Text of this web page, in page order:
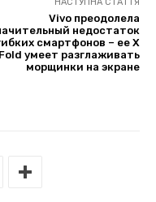
НАСТУПНА СТАТТЯ
Vivo преодолела
недостаток
смартфонов – ее X
Fold умеет разглаживать
морщинки на экране